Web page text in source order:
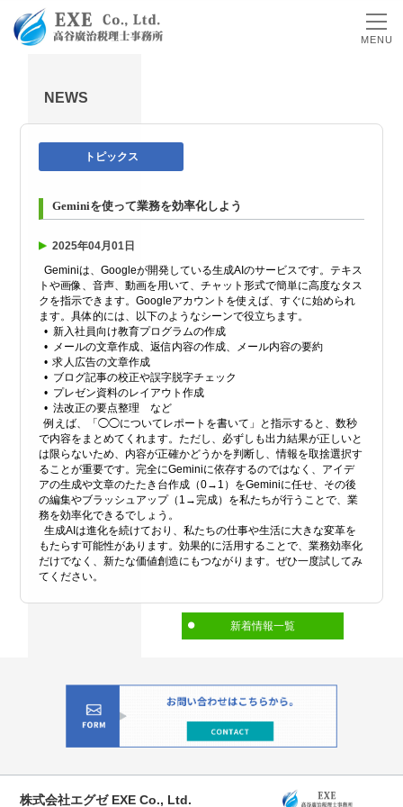
MENU
NEWS
トピックス
Geminiを使って業務を効率化しよう
2025年04月01日
Geminiは、Googleが開発している生成AIのサービスです。テキス
トや画像、音声、動画を用いて、チャット形式で簡単に高度なタス
クを指示できます。Googleアカウントを使えば、すぐに始められ
ます。具体的には、以下のようなシーンで役立ちます。
• 新入社員向け教育プログラムの作成
• メールの文章作成、返信内容の作成、メール内容の要約
• 求人広告の文章作成
• ブログ記事の校正や誤字脱字チェック
• プレゼン資料のレイアウト作成
• 法改正の要点整理 など
例えば、「◯◯についてレポートを書いて」と指示すると、数秒
で内容をまとめてくれます。ただし、必ずしも出力結果が正しいと
は限らないため、内容が正確かどうかを判断し、情報を取捨選択す
ることが重要です。完全にGeminiに依存するのではなく、アイデ
アの生成や文章のたたき台作成（0→1）をGeminiに任せ、その後
の編集やブラッシュアップ（1→完成）を私たちが行うことで、業
務を効率化できるでしょう。
生成AIは進化を続けており、私たちの仕事や生活に大きな変革を
もたらす可能性があります。効果的に活用することで、業務効率化
だけでなく、新たな価値創造にもつながります。ぜひ一度試してみ
てください。
新着情報一覧
株式会社エグゼ EXE Co., Ltd.